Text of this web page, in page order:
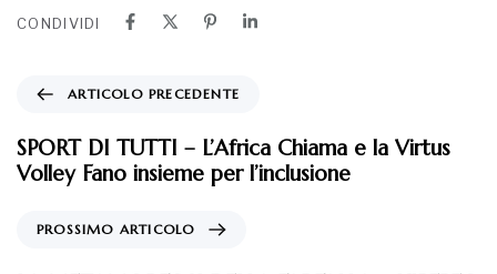
CONDIVIDI
ARTICOLO PRECEDENTE
SPORT DI TUTTI – L’Africa Chiama e la Virtus
Volley Fano insieme per l’inclusione
PROSSIMO ARTICOLO